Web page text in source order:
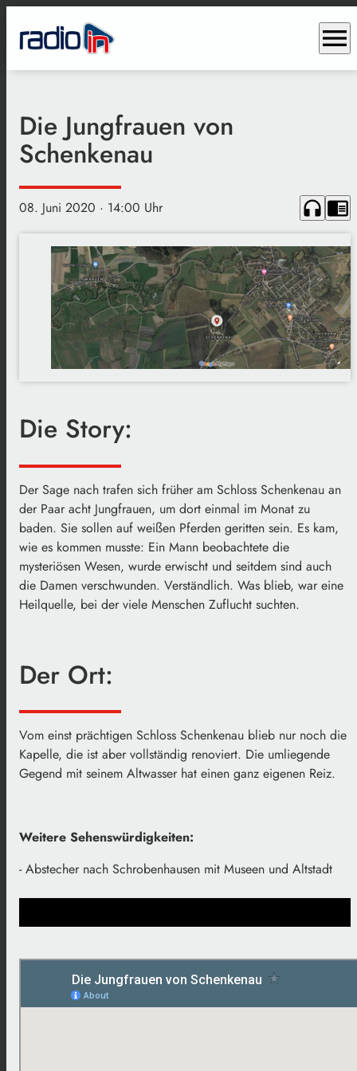
menu
Die Jungfrauen von
Schenkenau
08. Juni 2020 · 14:00 Uhr headphones chrome_reader_mode
Die Story:
Der Sage nach trafen sich früher am Schloss Schenkenau an
der Paar acht Jungfrauen, um dort einmal im Monat zu
baden. Sie sollen auf weißen Pferden geritten sein. Es kam,
wie es kommen musste: Ein Mann beobachtete die
mysteriösen Wesen, wurde erwischt und seitdem sind auch
die Damen verschwunden. Verständlich. Was blieb, war eine
Heilquelle, bei der viele Menschen Zuflucht suchten.
Der Ort:
Vom einst prächtigen Schloss Schenkenau blieb nur noch die
Kapelle, die ist aber vollständig renoviert. Die umliegende
Gegend mit seinem Altwasser hat einen ganz eigenen Reiz.
Weitere Sehenswürdigkeiten:
- Abstecher nach Schrobenhausen mit Museen und Altstadt